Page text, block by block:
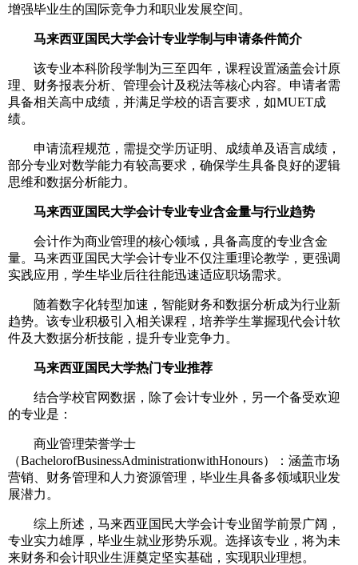
增强毕业生的国际竞争力和职业发展空间。
马来西亚国民大学会计专业学制与申请条件简介
该专业本科阶段学制为三至四年，课程设置涵盖会计原
理、财务报表分析、管理会计及税法等核心内容。申请者需
具备相关高中成绩，并满足学校的语言要求，如MUET成
绩。
申请流程规范，需提交学历证明、成绩单及语言成绩，
部分专业对数学能力有较高要求，确保学生具备良好的逻辑
思维和数据分析能力。
马来西亚国民大学会计专业专业含金量与行业趋势
会计作为商业管理的核心领域，具备高度的专业含金
量。马来西亚国民大学会计专业不仅注重理论教学，更强调
实践应用，学生毕业后往往能迅速适应职场需求。
随着数字化转型加速，智能财务和数据分析成为行业新
趋势。该专业积极引入相关课程，培养学生掌握现代会计软
件及大数据分析技能，提升专业竞争力。
马来西亚国民大学热门专业推荐
结合学校官网数据，除了会计专业外，另一个备受欢迎
的专业是：
商业管理荣誉学士
（BachelorofBusinessAdministrationwithHonours）：涵盖市场
营销、财务管理和人力资源管理，毕业生具备多领域职业发
展潜力。
综上所述，马来西亚国民大学会计专业留学前景广阔，
专业实力雄厚，毕业生就业形势乐观。选择该专业，将为未
来财务和会计职业生涯奠定坚实基础，实现职业理想。